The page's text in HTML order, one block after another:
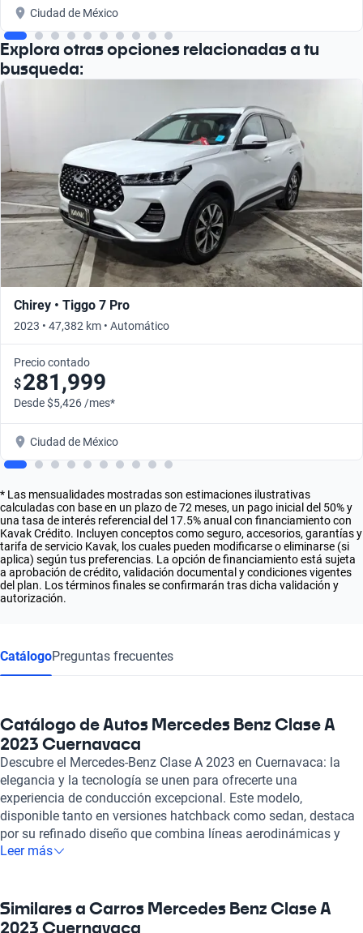
Ciudad de México
Explora otras opciones relacionadas a tu
busqueda:
Chirey • Tiggo 7 Pro
2023 • 47,382 km • Automático
Precio contado
$281,999
Desde $5,426 /mes*
Ciudad de México
* Las mensualidades mostradas son estimaciones ilustrativas
calculadas con base en un plazo de 72 meses, un pago inicial del 50% y
una tasa de interés referencial del 17.5% anual con financiamiento con
Kavak Crédito. Incluyen conceptos como seguro, accesorios, garantías y
tarifa de servicio Kavak, los cuales pueden modificarse o eliminarse (si
aplica) según tus preferencias. La opción de financiamiento está sujeta
a aprobación de crédito, validación documental y condiciones vigentes
del plan. Los términos finales se confirmarán tras dicha validación y
autorización.
CatálogoPreguntas frecuentes
Catálogo de Autos Mercedes Benz Clase A
2023 Cuernavaca
Descubre el Mercedes-Benz Clase A 2023 en Cuernavaca: la
elegancia y la tecnología se unen para ofrecerte una
experiencia de conducción excepcional. Este modelo,
disponible tanto en versiones hatchback como sedan, destaca
por su refinado diseño que combina líneas aerodinámicas y
una estética moderna, convirtiéndolo en un símbolo de
oscila entre 1.3 y 2.0 litros, brindando una potencia máxima de
hasta 421 caballos de fuerza, mientras que su aceleración de 0
Leer más
Similares a Carros Mercedes Benz Clase A
2023 Cuernavaca